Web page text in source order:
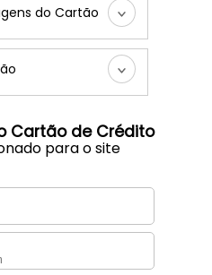
do Cartão
Cartão de Crédito
para o site